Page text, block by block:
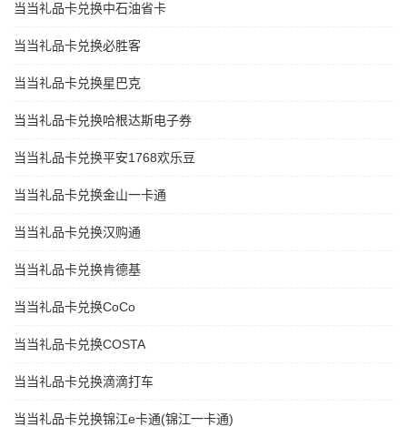
当当礼品卡兑换中石油省卡
当当礼品卡兑换必胜客
当当礼品卡兑换星巴克
当当礼品卡兑换哈根达斯电子券
当当礼品卡兑换平安1768欢乐豆
当当礼品卡兑换金山一卡通
当当礼品卡兑换汉购通
当当礼品卡兑换肯德基
当当礼品卡兑换CoCo
当当礼品卡兑换COSTA
当当礼品卡兑换滴滴打车
当当礼品卡兑换锦江e卡通(锦江一卡通)